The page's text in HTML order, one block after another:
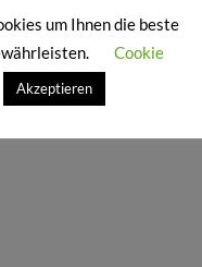
um Ihnen die beste
Cookie
Akzeptieren